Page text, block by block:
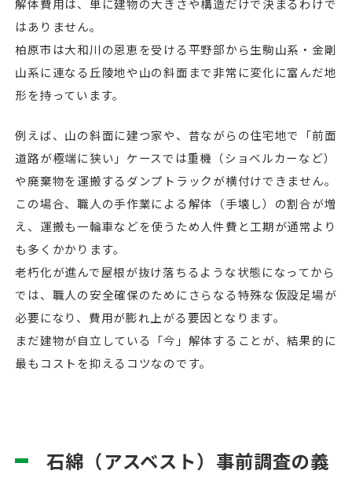
解体費用は、単に建物の大きさや構造だけで決まるわけで
はありません。
柏原市は大和川の恩恵を受ける平野部から生駒山系・金剛
山系に連なる丘陵地や山の斜面まで非常に変化に富んだ地
形を持っています。
例えば、山の斜面に建つ家や、昔ながらの住宅地で「前面
道路が極端に狭い」ケースでは重機（ショベルカーなど）
や廃棄物を運搬するダンプトラックが横付けできません。
この場合、職人の手作業による解体（手壊し）の割合が増
え、運搬も一輪車などを使うため人件費と工期が通常より
も多くかかります。
老朽化が進んで屋根が抜け落ちるような状態になってから
では、職人の安全確保のためにさらなる特殊な仮設足場が
必要になり、費用が膨れ上がる要因となります。
まだ建物が自立している「今」解体することが、結果的に
最もコストを抑えるコツなのです。
石綿（アスベスト）事前調査の義